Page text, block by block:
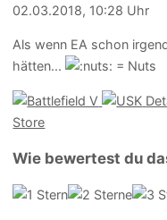
02.03.2018, 10:28 Uhr
Als wenn EA schon
hätten...
Store
Wie bewertest du